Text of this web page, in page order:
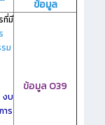
ข้อมูล
มี
ม
งบ
าร
ข้อมูล O39